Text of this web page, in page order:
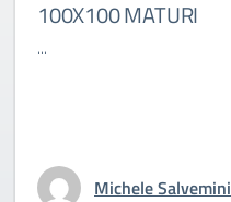
100X100 MATURI
...
Michele Salvemini